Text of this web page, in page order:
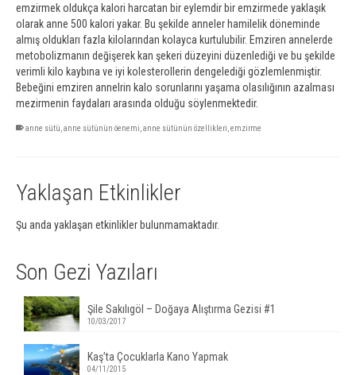
emzirmek oldukça kalori harcatan bir eylemdir bir emzirmede yaklaşık
olarak anne 500 kalori yakar. Bu şekilde anneler hamilelik döneminde
almış oldukları fazla kilolarından kolayca kurtulubilir. Emziren annelerde
metobolizmanın değişerek kan şekeri düzeyini düzenlediği ve bu şekilde
verimli kilo kaybına ve iyi kolesterollerin dengelediği gözlemlenmiştir.
Bebeğini emziren annelrin kalo sorunlarını yaşama olasılığının azalması
mezirmenin faydaları arasında olduğu söylenmektedir.
anne sütü,anne sütünün öenemi,anne sütünün özellikleri,emzirme
Yaklaşan Etkinlikler
Şu anda yaklaşan etkinlikler bulunmamaktadır.
Son Gezi Yazıları
Şile Sakılıgöl – Doğaya Alıştırma Gezisi #1
10/03/2017
Kaş’ta Çocuklarla Kano Yapmak
04/11/2015